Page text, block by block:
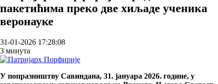
пакетићима преко две хиљаде ученика
веронауке
31-01-2026 17:28:08
3 минута
У попразништву Савиндана, 31. јануара 2026. године, у